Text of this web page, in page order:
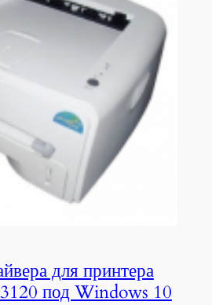
для принтера
под Windows 10